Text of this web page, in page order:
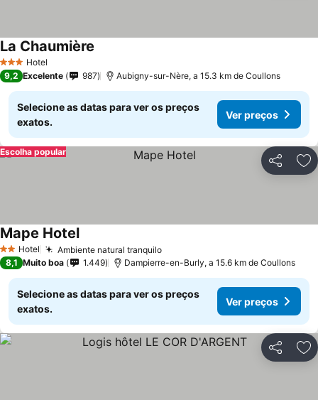
3 EstrelasHotel
La Chaumière
9,2 Excelente 987 Aubigny-sur-Nère, a 15.3 km de Coullons
Selecione as datas para ver os preços
exatos.
Ver preços
Partilhar
Escolha popular
2 Estrelas
Hotel Ambiente natural tranquilo
Mape Hotel
8,1 Muito boa 1.449 Dampierre-en-Burly, a 15.6 km de Coullons
Selecione as datas para ver os preços
exatos.
Ver preços
Partilhar